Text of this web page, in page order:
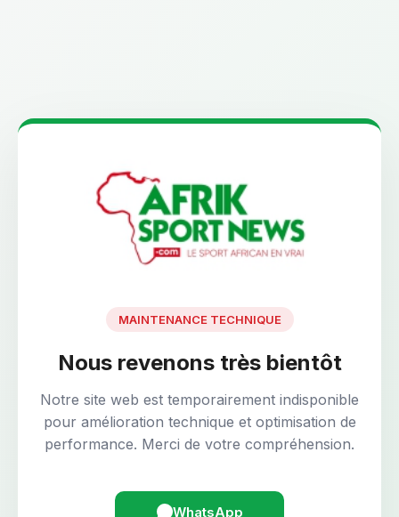
MAINTENANCE TECHNIQUE
Nous revenons très bientôt
Notre site web est temporairement indisponible
pour amélioration technique et optimisation de
performance. Merci de votre compréhension.
WhatsApp